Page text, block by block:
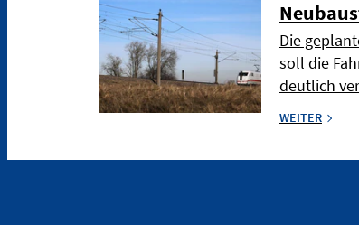
Die
soll die
deutlich
WEITER